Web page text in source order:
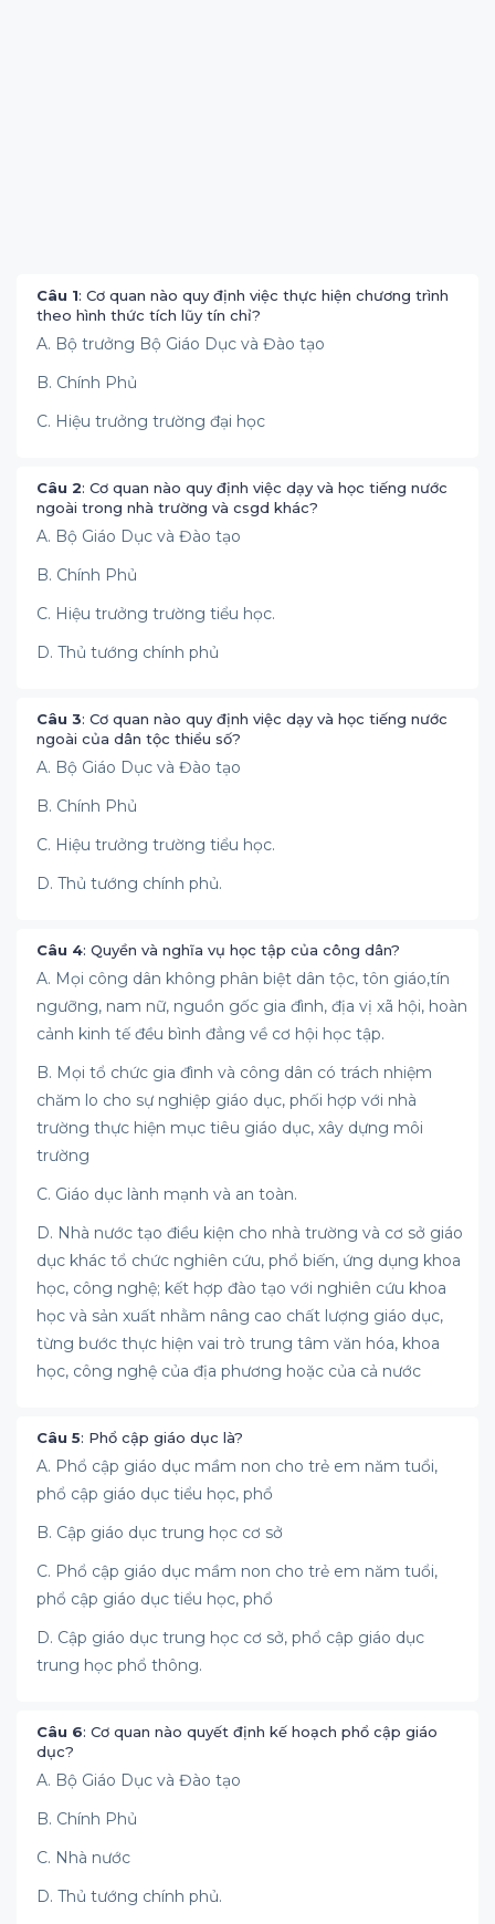
Câu 1: Cơ quan nào quy định việc thực hiện chương trình
theo hình thức tích lũy tín chỉ?
A. Bộ trưởng Bộ Giáo Dục và Đào tạo
B. Chính Phủ
C. Hiệu trưởng trường đại học
Câu 2: Cơ quan nào quy định việc dạy và học tiếng nước
ngoài trong nhà trường và csgd khác?
A. Bộ Giáo Dục và Đào tạo
B. Chính Phủ
C. Hiệu trưởng trường tiểu học.
D. Thủ tướng chính phủ
Câu 3: Cơ quan nào quy định việc dạy và học tiếng nước
ngoài của dân tộc thiểu số?
A. Bộ Giáo Dục và Đào tạo
B. Chính Phủ
C. Hiệu trưởng trường tiểu học.
D. Thủ tướng chính phủ.
Câu 4: Quyền và nghĩa vụ học tập của công dân?
A. Mọi công dân không phân biệt dân tộc, tôn giáo,tín
ngưỡng, nam nữ, nguồn gốc gia đình, địa vị xã hội, hoàn
cảnh kinh tế đều bình đẳng về cơ hội học tập.
B. Mọi tổ chức gia đình và công dân có trách nhiệm
chăm lo cho sự nghiệp giáo dục, phối hợp với nhà
trường thực hiện mục tiêu giáo dục, xây dựng môi
trường
C. Giáo dục lành mạnh và an toàn.
D. Nhà nước tạo điều kiện cho nhà trường và cơ sở giáo
dục khác tổ chức nghiên cứu, phổ biến, ứng dụng khoa
học, công nghệ; kết hợp đào tạo với nghiên cứu khoa
học và sản xuất nhằm nâng cao chất lượng giáo dục,
từng bước thực hiện vai trò trung tâm văn hóa, khoa
học, công nghệ của địa phương hoặc của cả nước
Câu 5: Phổ cập giáo dục là?
A. Phổ cập giáo dục mầm non cho trẻ em năm tuổi,
phổ cập giáo dục tiểu học, phổ
B. Cập giáo dục trung học cơ sở
C. Phổ cập giáo dục mầm non cho trẻ em năm tuổi,
phổ cập giáo dục tiểu học, phổ
D. Cập giáo dục trung học cơ sở, phổ cập giáo dục
trung học phổ thông.
Câu 6: Cơ quan nào quyết định kế hoạch phổ cập giáo
dục?
A. Bộ Giáo Dục và Đào tạo
B. Chính Phủ
C. Nhà nước
D. Thủ tướng chính phủ.